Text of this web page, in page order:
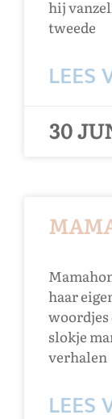
hij
tweede
LEES
30
haar
woordjes
slokje
verhalen
LEES